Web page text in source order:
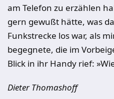
am Telefon zu erzählen
gern gewußt hätte, was
Funkstrecke los war, als
begegnete, die im
Blick in ihr Handy rief:
Dieter Thomashoff